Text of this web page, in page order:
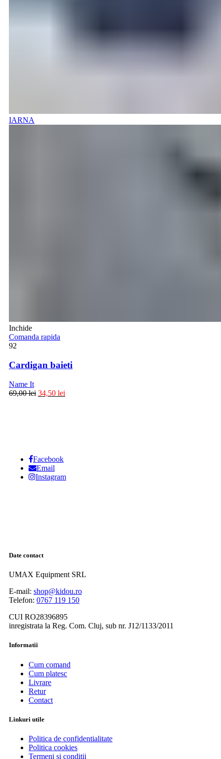
IARNA
Inchide
Comanda rapida
92
Cardigan baieti
Name It
69,00lei 34,50 lei
Facebook
Email
Instagram
Date contact
UMAX Equipment SRL
E-mail: shop@kidou.ro
Telefon: 0767 119 150
CUI RO28396895
inregistrata la Reg. Com. Cluj, sub nr. J12/1133/2011
Informatii
Cum comand
Cum platesc
Livrare
Retur
Contact
Linkuri utile
Politica de confidentialitate
Politica cookies
Termeni si conditii